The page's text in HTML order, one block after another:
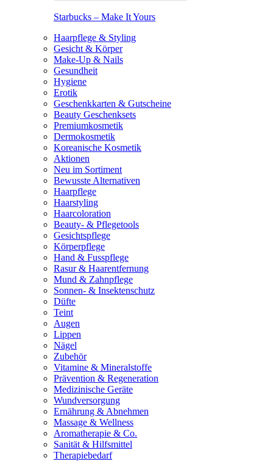
Starbucks – Make It Yours
Haarpflege & Styling
Gesicht & Körper
Make-Up & Nails
Gesundheit
Hygiene
Erotik
Geschenkkarten & Gutscheine
Beauty Geschenksets
Premiumkosmetik
Dermokosmetik
Koreanische Kosmetik
Aktionen
Neu im Sortiment
Bewusste Alternativen
Haarpflege
Haarstyling
Haarcoloration
Beauty- & Pflegetools
Gesichtspflege
Körperpflege
Hand & Fusspflege
Rasur & Haarentfernung
Mund & Zahnpflege
Sonnen- & Insektenschutz
Düfte
Teint
Augen
Lippen
Nägel
Zubehör
Vitamine & Mineralstoffe
Prävention & Regeneration
Medizinische Geräte
Wundversorgung
Ernährung & Abnehmen
Massage & Wellness
Aromatherapie & Co.
Sanität & Hilfsmittel
Therapiebedarf